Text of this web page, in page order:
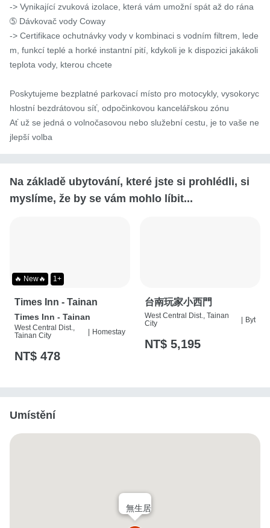
-> Vynikající zvuková izolace, která vám umožní spát až do rána
➄ Dávkovač vody Coway
-> Certifikace ochutnávky vody v kombinaci s vodním filtrem, lede
m, funkcí teplé a horké instantní pití, kdykoli je k dispozici jakákoli
teplota vody, kterou chcete
Poskytujeme bezplatné parkovací místo pro motocykly, vysokoryc
hlostní bezdrátovou síť, odpočinkovou kancelářskou zónu
Ať už se jedná o volnočasovou nebo služební cestu, je to vaše ne
jlepší volba
Na základě ubytování, které jste si prohlédli, si
myslíme, že by se vám mohlo líbit...
🔥 New🔥 1+
Times Inn - Tainan
Times Inn - Tainan
West Central Dist.,
Tainan City
| Homestay
NT$ 478
台南玩家小西門
West Central Dist., Tainan
City
| Byt
NT$ 5,195
Umístění
無生居